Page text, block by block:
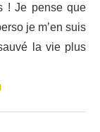
! Je pense que
je m’en suis
la vie plus